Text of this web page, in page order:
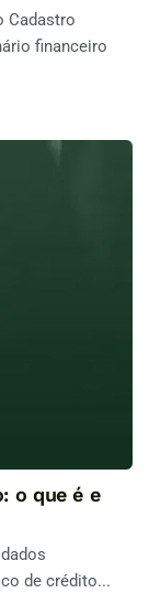
Cadastro
financeiro
o que é e
de crédito...